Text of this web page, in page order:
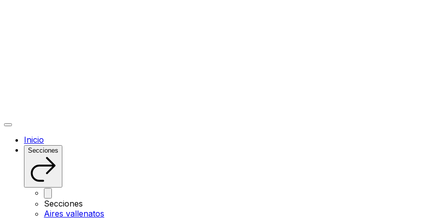
Inicio
Secciones
Secciones
Aires vallenatos